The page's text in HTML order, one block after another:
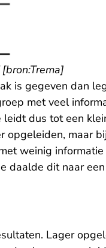
is gegeven dan
met veel
leidt dus tot een
opgeleiden, maar
weinig informatie
daalde dit naar
Lager